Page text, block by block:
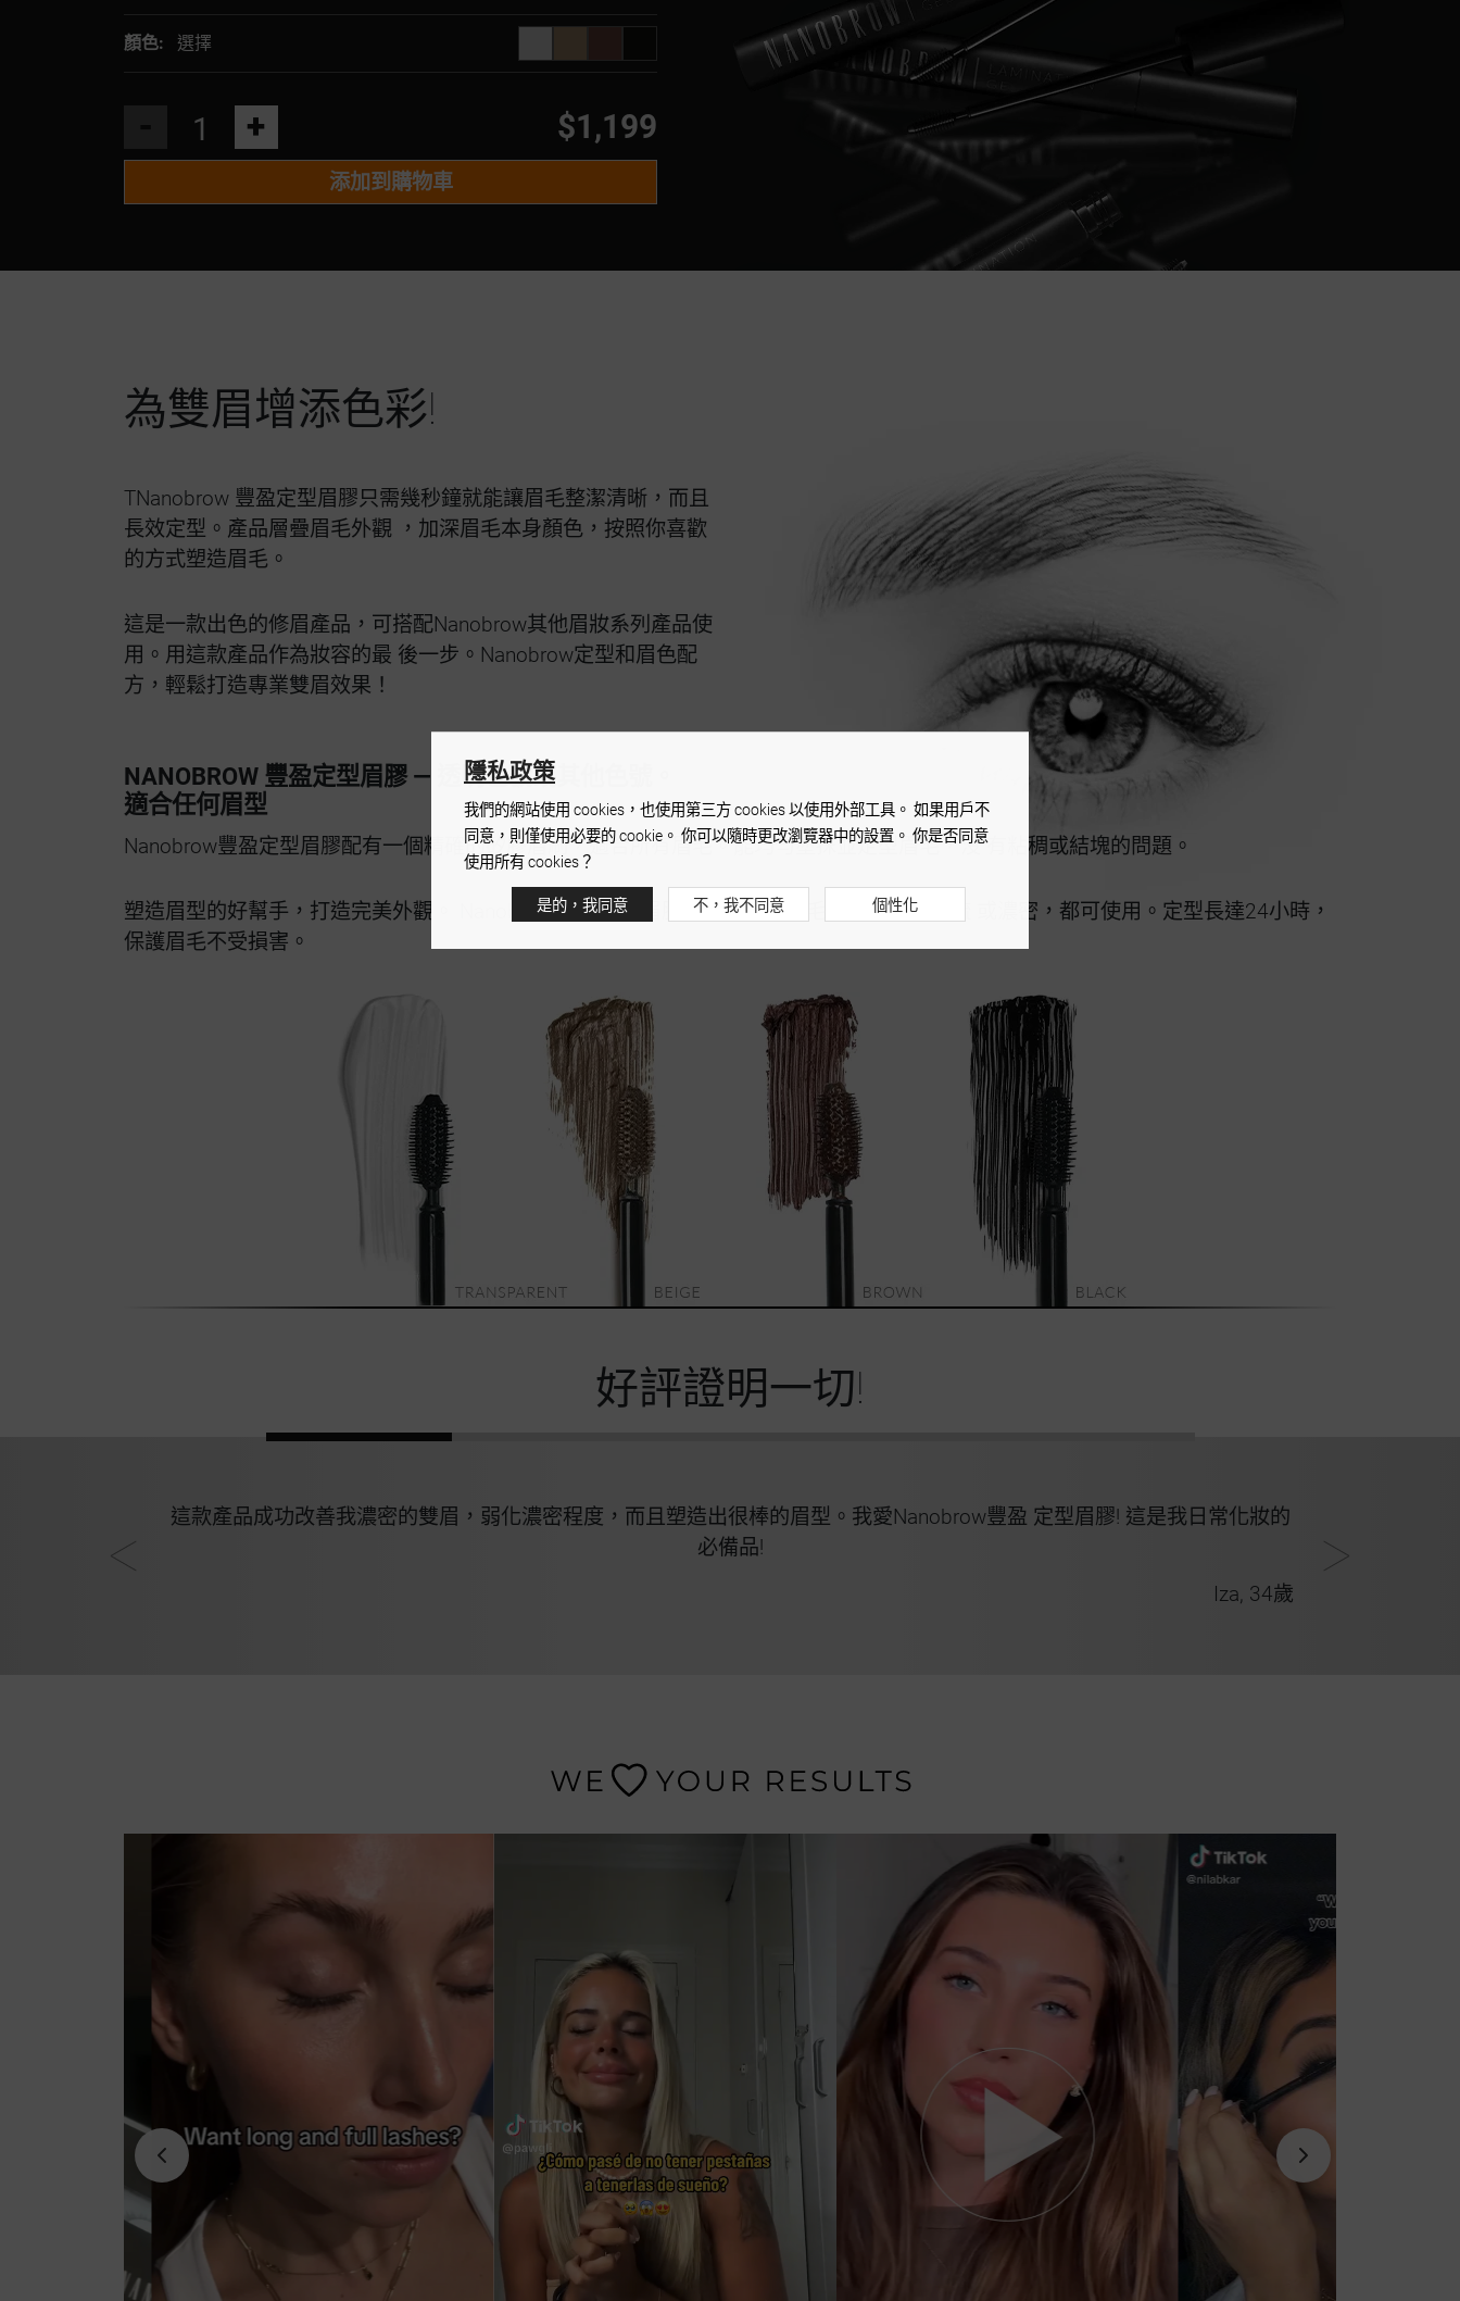
顏色: 選擇
+ $1,199
添加到購物車
為雙眉增添色彩!
TNanobrow 豐盈定型眉膠只需幾秒鐘就能讓眉毛整潔清晰，而且
長效定型。產品層疊眉毛外觀 ，加深眉毛本身顏色，按照你喜歡
的方式塑造眉毛。
這是一款出色的修眉產品，可搭配Nanobrow其他眉妝系列產品使
用。用這款產品作為妝容的最 後一步。Nanobrow定型和眉色配
方，輕鬆打造專業雙眉效果！
NANOBROW 豐盈定型眉膠 — 透明色號或其他色號。
適合任何眉型
Nanobrow豐盈定型眉膠配有一個精確的矽膠眉刷，適合所有眉毛。能均勻塗抹並定型眉毛，沒 有粘稠或結塊的問題。
塑造眉型的好幫手，打造完美外觀。 Nanobrow 豐盈定型眉膠適用於任何眉毛，無論眉毛稀疏 或濃密，都可使用。定型長達24小時，
保護眉毛不受損害。
好評證明一切!
這款產品成功改善我濃密的雙眉，弱化濃密程度，而且塑造出很棒的眉型。我愛Nanobrow豐盈 定型眉膠! 這是我日常化妝的
必備品!
Iza, 34歲
隱私政策
我們的網站使用 cookies，也使用第三方 cookies 以使用外部工具。 如果用戶不
同意，則僅使用必要的 cookie。 你可以隨時更改瀏覽器中的設置。 你是否同意
使用所有 cookies？
是的，我同意 不，我不同意 個性化